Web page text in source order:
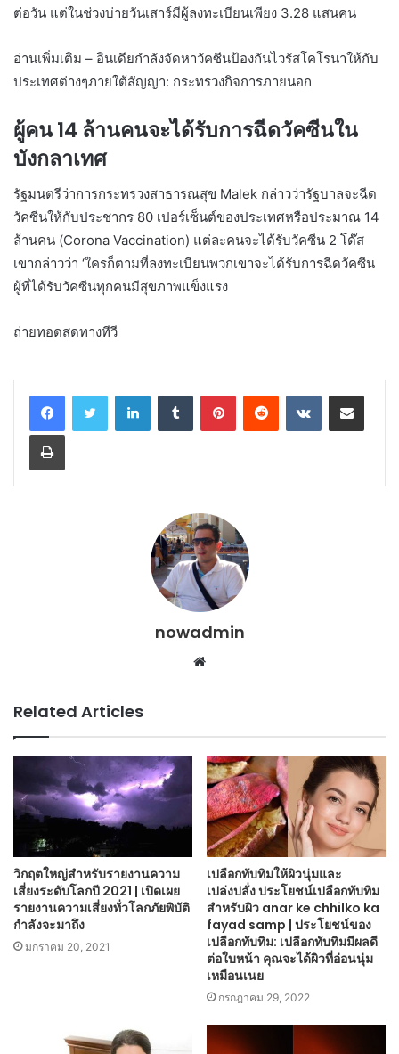
ต่อวัน แต่ในช่วงบ่ายวันเสาร์มีผู้ลงทะเบียนเพียง 3.28 แสนคน
อ่านเพิ่มเติม – อินเดียกำลังจัดหาวัคซีนป้องกันไวรัสโคโรนาให้กับ
ประเทศต่างๆภายใต้สัญญา: กระทรวงกิจการภายนอก
ผู้คน 14 ล้านคนจะได้รับการฉีดวัคซีนใน
บังกลาเทศ
รัฐมนตรีว่าการกระทรวงสาธารณสุข Malek กล่าวว่ารัฐบาลจะฉีด
วัคซีนให้กับประชากร 80 เปอร์เซ็นต์ของประเทศหรือประมาณ 14
ล้านคน (Corona Vaccination) แต่ละคนจะได้รับวัคซีน 2 โด๊ส
เขากล่าวว่า ‘ใครก็ตามที่ลงทะเบียนพวกเขาจะได้รับการฉีดวัคซีน
ผู้ที่ได้รับวัคซีนทุกคนมีสุขภาพแข็งแรง
ถ่ายทอดสดทางทีวี
LinkedInTumblr PinterestReddit VKontakteShare via Email
Print
nowadmin
Website
Related Articles
วิกฤตใหญ่สำหรับรายงานความ
เสี่ยงระดับโลกปี 2021 | เปิดเผย
รายงานความเสี่ยงทั่วโลกภัยพิบัติ
กำลังจะมาถึง
มกราคม 20, 2021
เปลือกทับทิมให้ผิวนุ่มและ
เปล่งปลั่ง ประโยชน์เปลือกทับทิม
สำหรับผิว anar ke chhilko ka
fayad samp | ประโยชน์ของ
เปลือกทับทิม: เปลือกทับทิมมีผลดี
ต่อใบหน้า คุณจะได้ผิวที่อ่อนนุ่ม
เหมือนเนย
กรกฎาคม 29, 2022